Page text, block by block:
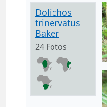
Dolichos
trinervatus
Baker
24 Fotos